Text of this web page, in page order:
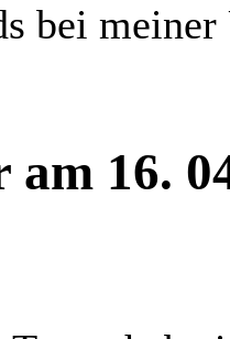
bei
16.